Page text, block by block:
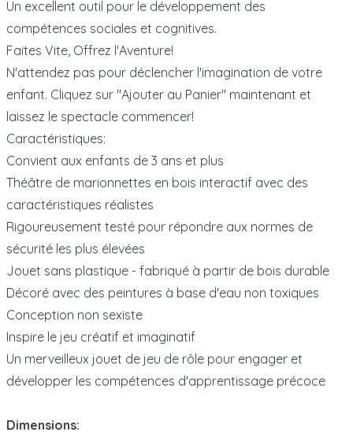
Un excellent outil pour le développement des
compétences sociales et cognitives.
Faites Vite, Offrez l'Aventure!
N'attendez pas pour déclencher l'imagination de votre
enfant. Cliquez sur "Ajouter au Panier" maintenant et
laissez le spectacle commencer!
Caractéristiques:
Convient aux enfants de 3 ans et plus
Théâtre de marionnettes en bois interactif avec des
caractéristiques réalistes
Rigoureusement testé pour répondre aux normes de
sécurité les plus élevées
Jouet sans plastique - fabriqué à partir de bois durable
Décoré avec des peintures à base d'eau non toxiques
Conception non sexiste
Inspire le jeu créatif et imaginatif
Un merveilleux jouet de jeu de rôle pour engager et
développer les compétences d'apprentissage précoce
Dimensions: